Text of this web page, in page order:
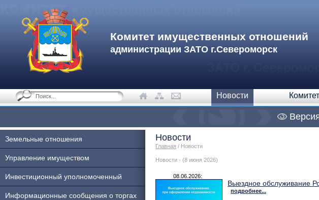
Комитет имущественных отношений
администрации ЗАТО г.Североморск
Новости Комитет
Земельные отношения
Управление имуществом
Инвестиционный уполномоченный
Информационные сообщения о торгах
Новости
Главная / Новости
Новости - (8 июня 2026)
08.06.2026:
Выездное обслуживание
подробнее...